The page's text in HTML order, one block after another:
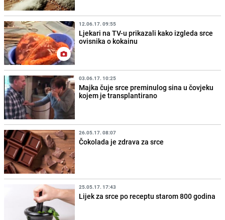
12.06.17. 09:55
Ljekari na TV-u prikazali kako izgleda srce
ovisnika o kokainu
03.06.17. 10:25
Majka čuje srce preminulog sina u čovjeku
kojem je transplantirano
26.05.17. 08:07
Čokolada je zdrava za srce
25.05.17. 17:43
Lijek za srce po receptu starom 800 godina